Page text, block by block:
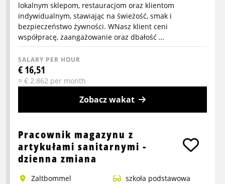
lokalnym sklepom, restauracjom oraz klientom
indywidualnym, stawiając na świeżość, smak i
bezpieczeństwo żywności. WNasz klient ceni
współpracę, zaangażowanie oraz dbałość …
SALARY PER HOUR
€ 16,51
≈ € 2.862 per month
Zobacz wakat
info
about
Pracownik
Pracownik magazynu z
artykułami sanitarnymi -
dzienna zmiana
Zaltbommel
szkoła podstawowa